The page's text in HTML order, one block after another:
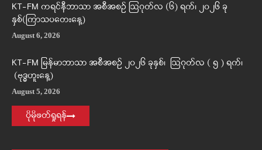
KT-FM ကရင်နီဘာသာ အစီအစဉ် ဩဂုတ်လ (၆) ရက်၊ ၂၀၂၆ ခု
နှစ်(ကြာသပတေးနေ့)
August 6, 2026
KT-FM မြန်မာဘာသာ အစီအစဉ် ၂၀၂၆ ခုနှစ်၊ ဩဂုတ်လ ( ၅ ) ရက်၊
(ဗုဒ္ဓဟူးနေ့)
August 5, 2026
ပိုမိုဖတ်ရှုရန်